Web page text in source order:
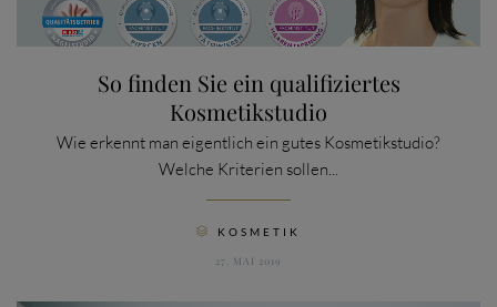
So finden Sie ein qualifiziertes
Kosmetikstudio
Wie erkennt man eigentlich ein gutes Kosmetikstudio?
Welche Kriterien sollen...
 KOSMETIK
27. MAI 2019